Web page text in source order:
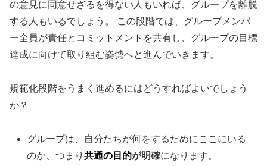
の意見に同意せざるを得ない人もいれば、グループを離脱
する人もいるでしょう。 この段階では、グループメンバ
ー全員が責任とコミットメントを共有し、グループの目標
達成に向けて取り組む姿勢へと進んでいきます。
規範化段階をうまく進めるにはどうすればよいでしょう
か？
グループは、自分たちが何をするためにここにいる
のか、つまり共通の目的が明確になります。